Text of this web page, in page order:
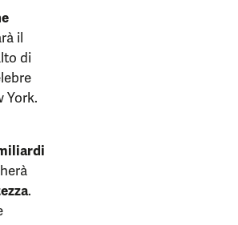
il
di
York.
.